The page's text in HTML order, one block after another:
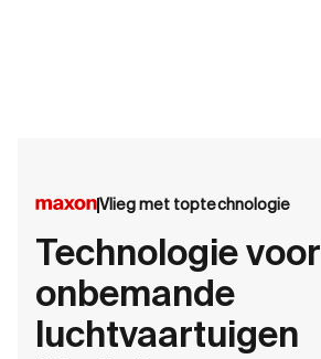
Vlieg met toptechnologie
Technologie voor
onbemande
luchtvaartuigen